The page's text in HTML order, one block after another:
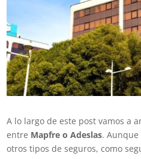
A lo largo de este post vamos a
entre Mapfre o Adeslas.
otros tipos de seguros, como